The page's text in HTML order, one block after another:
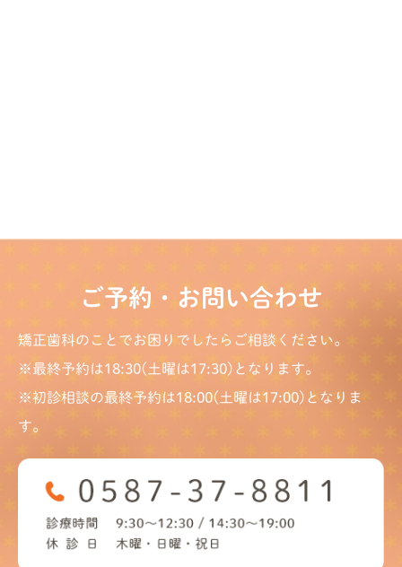
ご予約・お問い合わせ
矯正歯科のことでお困りでしたらご相談ください。
※最終予約は18:30(土曜は17:30)となります。
※初診相談の最終予約は18:00(土曜は17:00)となりま
す。